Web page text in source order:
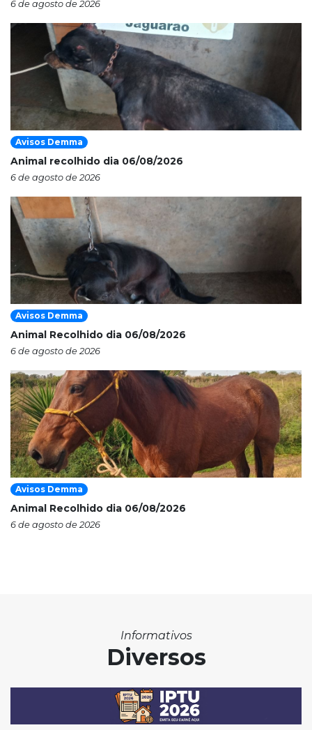
6 de agosto de 2026
Avisos Demma
Animal recolhido dia 06/08/2026
6 de agosto de 2026
Avisos Demma
Animal Recolhido dia 06/08/2026
6 de agosto de 2026
Avisos Demma
Animal Recolhido dia 06/08/2026
6 de agosto de 2026
Informativos
Diversos